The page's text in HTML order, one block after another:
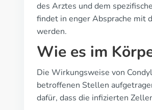
des Arztes und dem
findet in enger Absprache mit
werden.
Wie es im
Die Wirkungsweise von
betroffenen Stellen
dafür, dass die infizierten